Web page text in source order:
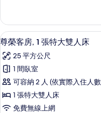
相
片
客
房
的
詳
情
顯
示
尊
榮
客
房,
6
尊榮客房, 1 張特大雙人床
25 平方公尺
1 間臥室
可容納 2 人 (依實際入住人
1 張特大雙人床
免費無線上網